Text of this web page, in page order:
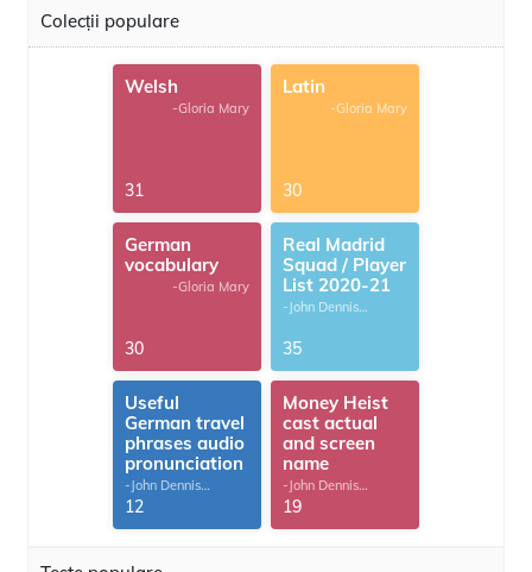
Colecții populare
Welsh
-Gloria Mary
31
Latin
-Gloria Mary
30
German
vocabulary
-Gloria Mary
30
Real Madrid
Squad / Player
List 2020-21
-John Dennis
35
Useful
German travel
phrases audio
pronunciation
-John Dennis
G.Thomas
12
Money Heist
cast actual
and screen
name
-John Dennis
G.Thomas
19